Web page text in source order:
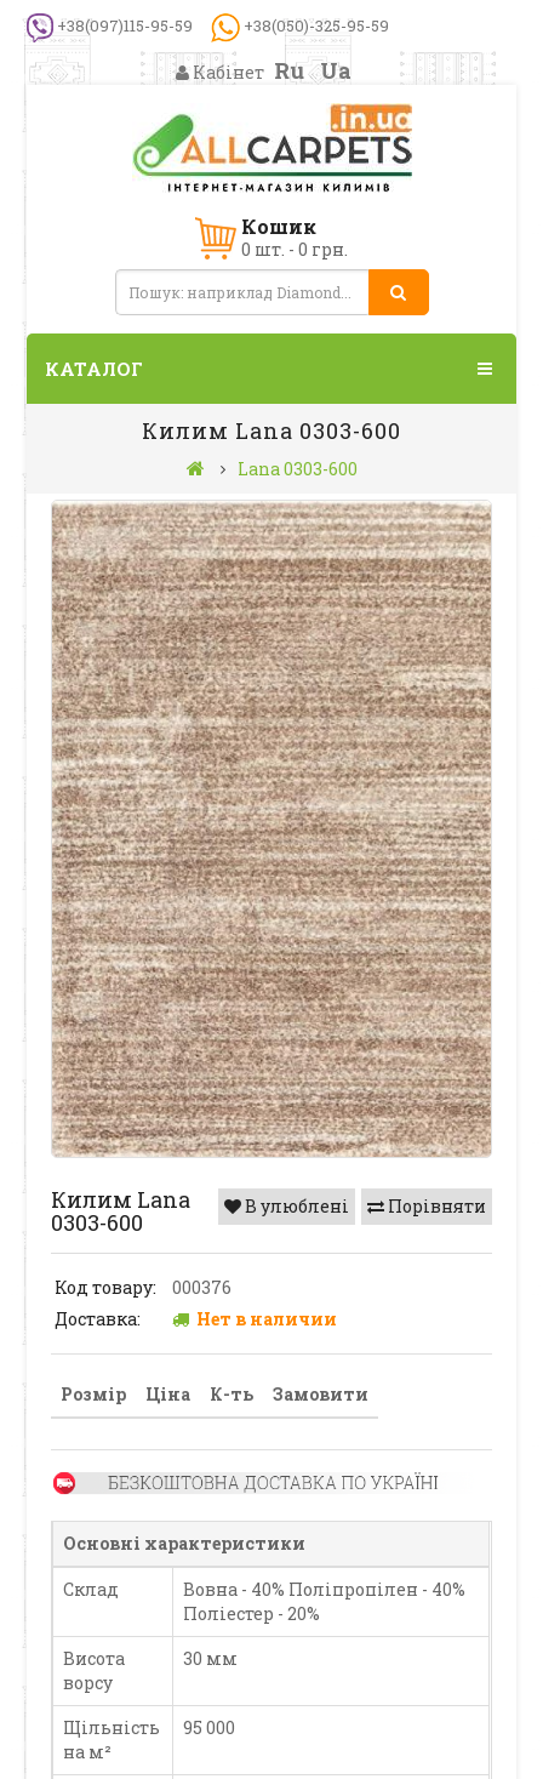
+38(097)115-95-59 +38(050)-325-95-59
Кабінет Ru Ua
Кошик
0 шт. - 0 грн.
КАТАЛОГ
Килим Lana 0303-600
Lana 0303-600
Порівняти
В улюблені
Килим Lana
0303-600
Код товару:
000376
Доставка:
Нет в наличии
Розмір Ціна К-ть Замовити
Основні характеристики
Склад
Вовна - 40% Поліпропілен - 40%
Поліестер - 20%
Висота
ворсу
30 мм
Щільність
на м²
95 000